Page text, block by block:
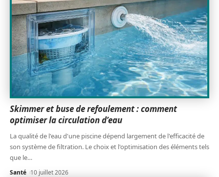
Skimmer et buse de refoulement : comment
optimiser la circulation d’eau
La qualité de l'eau d'une piscine dépend largement de l'efficacité de
son système de filtration. Le choix et l'optimisation des éléments tels
que le…
Santé 10 juillet 2026